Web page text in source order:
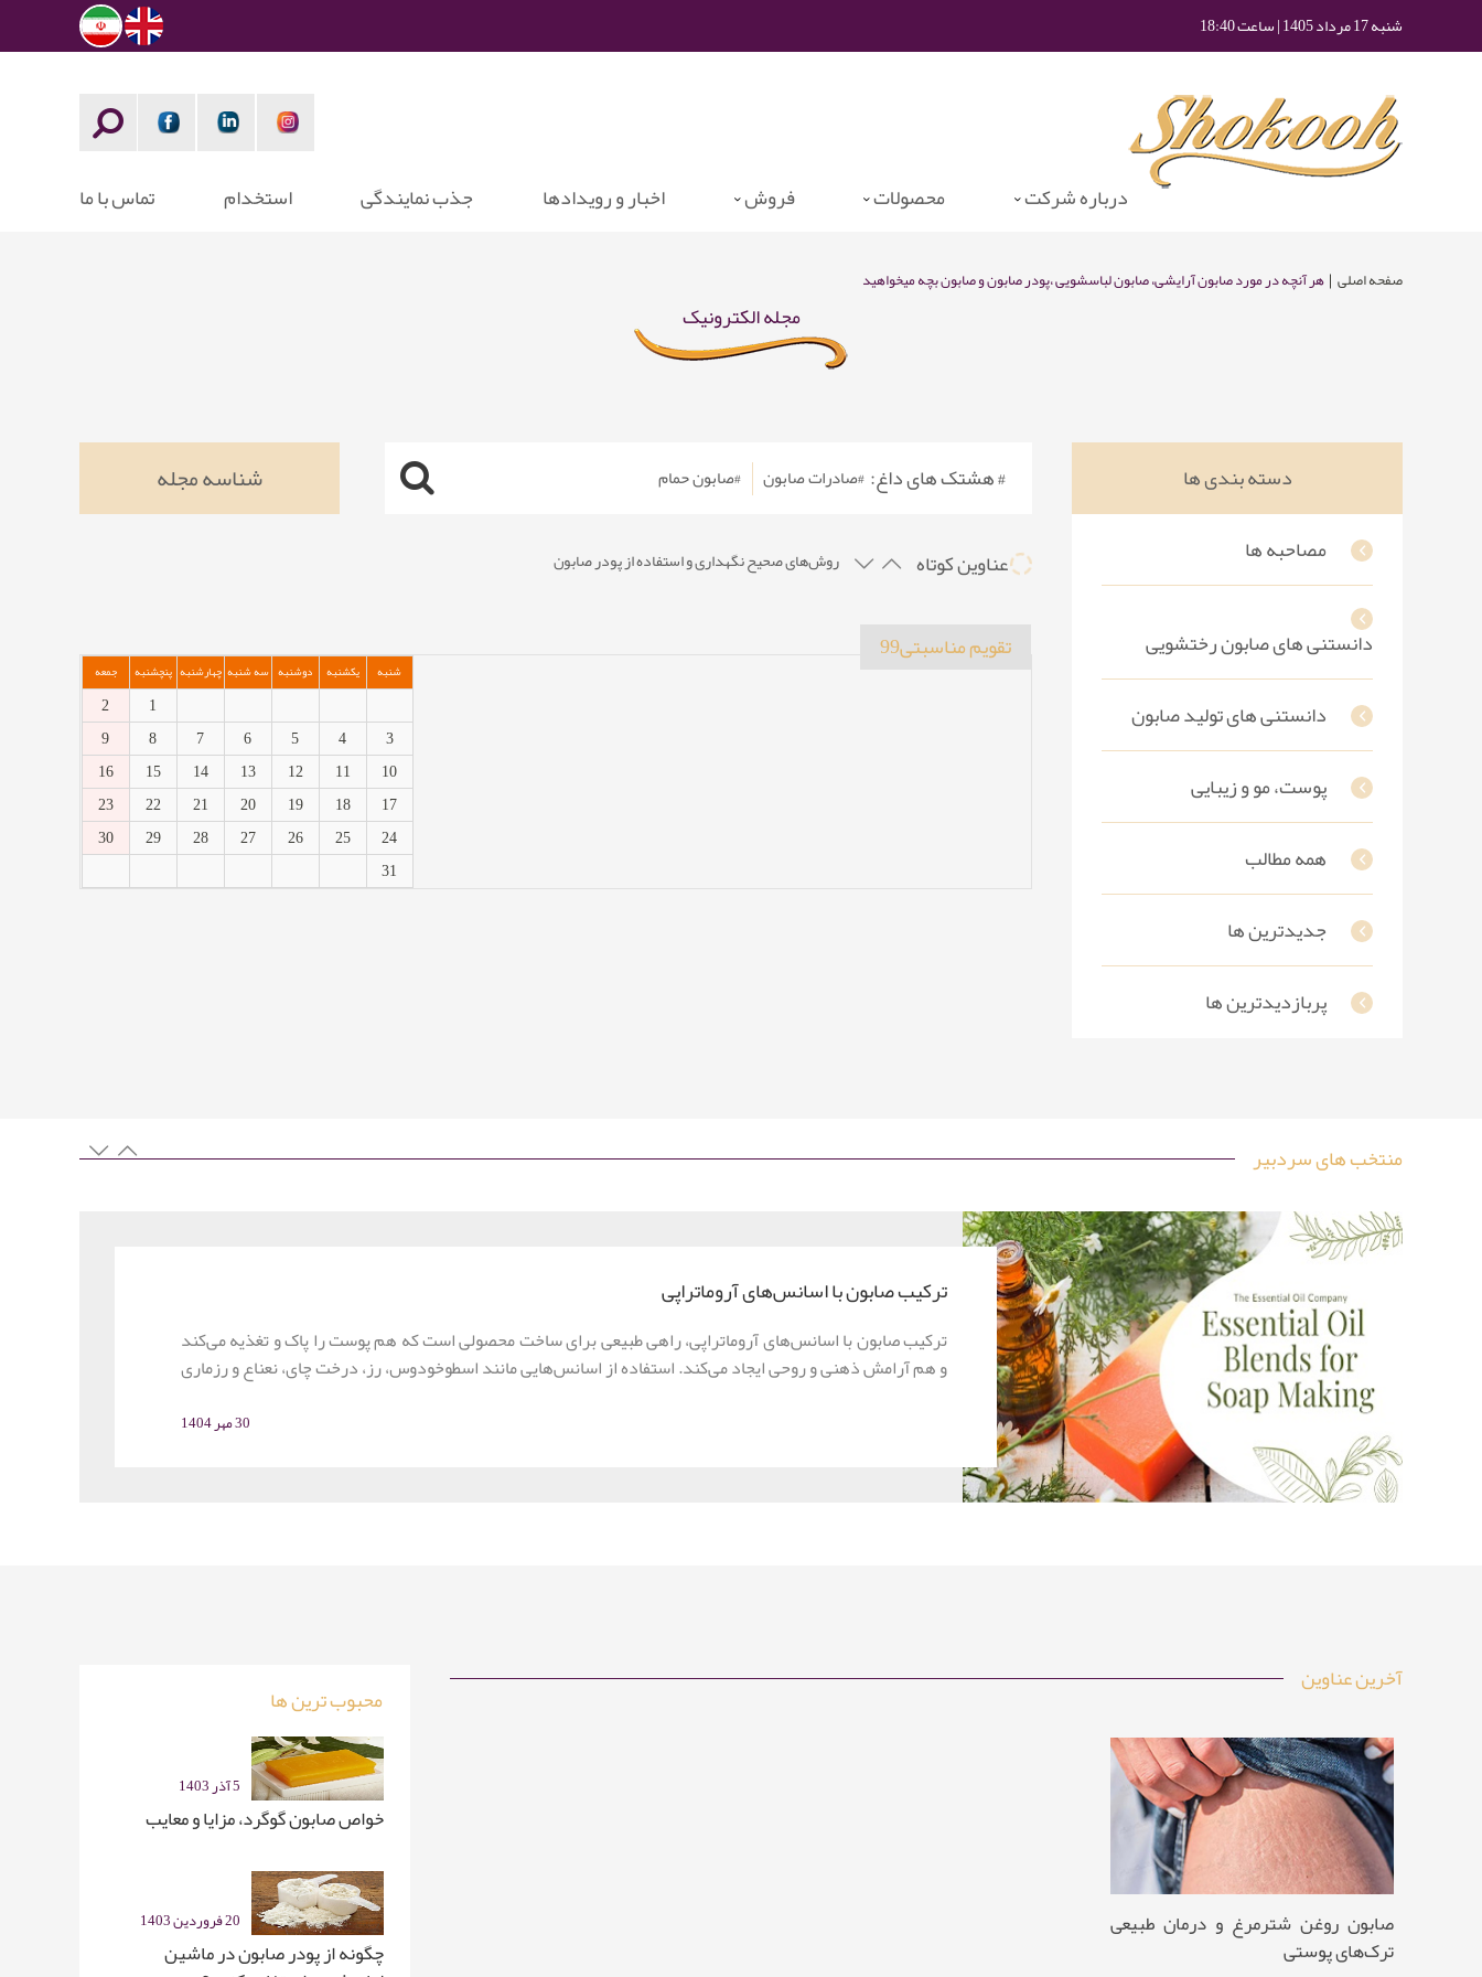
شنبه 17 مرداد 1405 | ساعت 18:40
درباره شرکت محصولات فروش اخبار و رویدادها جذب نمایندگی استخدام تماس با ما
صفحه اصلی هر آنچه در مورد صابون آرایشی، صابون لباسشویی ،پودر صابون و صابون بچه میخواهید
مجله الکترونیک
دسته بندی ها
مصاحبه ها
دانستنی های صابون رختشویی
دانستنی های تولید صابون
پوست، مو و زیبایی
همه مطالب
جدیدترین ها
پربازدیدترین ها
# هشتک های داغ: #صادرات صابون #صابون حمام شناسه مجله
عناوین کوتاه
روش‌های صحیح نگهداری و استفاده از پودر صابون
تقویم مناسبتی99
شنبه یکشنبه دوشنبه سه شنبه چهارشنبه پنچشنبه جمعه
1
2
3
4
5
6
7
8
9
10
11
12
13
14
15
16
17
18
19
20
21
22
23
24
25
26
27
28
29
30
31
منتخب های سردبیر
ترکیب صابون با اسانس‌های آروماتراپی
ترکیب صابون با اسانس‌های آروماتراپی، راهی طبیعی برای ساخت محصولی است که هم پوست را پاک و تغذیه می‌کند
و هم آرامش ذهنی و روحی ایجاد می‌کند. استفاده از اسانس‌هایی مانند اسطوخودوس، رز، درخت چای، نعناع و رزماری
روش ترکیب آن‌ها با پایه صابونی، نکات ایمنی و کاربردهای خانگی و تجاری صابون‌های آروماتراپی می‌پردازد.30 مهر 1404
آخرین عناوین
صابون روغن شترمرغ و درمان طبیعی
ترک‌های پوستی
محبوب ترین ها
5 آذر 1403
خواص صابون گوگرد، مزایا و معایب
20 فروردین 1403
چگونه از پودر صابون در ماشین